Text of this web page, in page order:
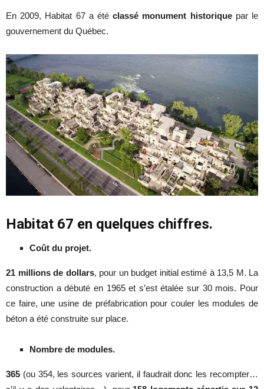
En 2009, Habitat 67 a étéclassé monument historiquepar le
gouvernement du Québec.
Habitat 67 en quelques chiffres.
Coût du projet.
21 millions de dollars, pour un budget initial estimé à 13,5 M. La
construction a débuté en 1965 et s’est étalée sur 30 mois. Pour
ce faire, une usine de préfabrication pour couler les modules de
béton a été construite sur place.
Nombre de modules.
365 (ou 354, les sources varient, il faudrait donc les recompter…